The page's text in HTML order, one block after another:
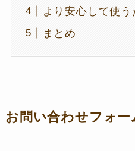
より安心して使う
まとめ
お問い合わせフォー